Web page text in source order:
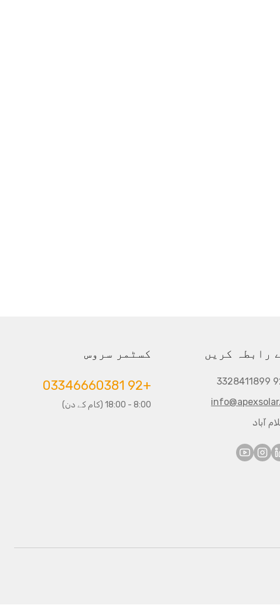
رابطہ کریں
آباد
کسٹمر سروس
+92 03346660381
8:00 - 18:00 (کام کے دن)